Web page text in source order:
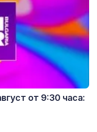
от 9:30 часа: